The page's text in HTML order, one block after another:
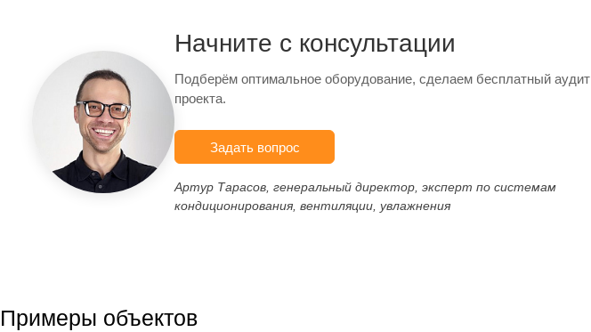
Начните с консультации
Подберём оптимальное оборудование, сделаем бесплатный аудит
проекта.
Задать вопрос
Артур Тарасов, генеральный директор, эксперт по системам
кондиционирования, вентиляции, увлажнения
Примеры объектов